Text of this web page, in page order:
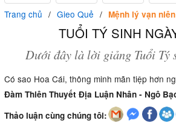
Trang chủ
Gieo Quẻ Mệnh lý vạn niên
TUỔI TÝ SINH
Dưới đây là lời giảng Tuổi Tý
Có sao Hoa Cái, thông minh mãn tiệp hơn
Đàm Thiên Thuyết Địa Luận Nhân - Ngô
Thảo luận cùng chúng tôi: